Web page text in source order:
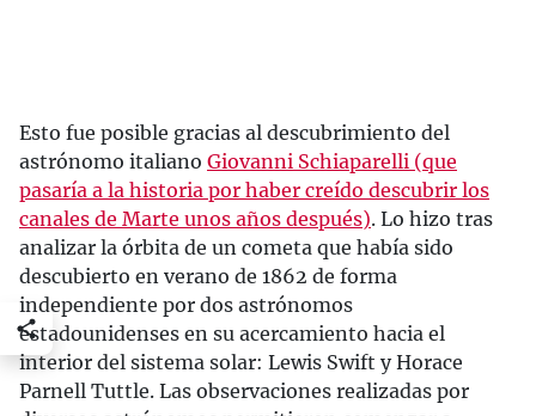
Esto fue posible gracias al descubrimiento del
astrónomo italiano Giovanni Schiaparelli (que
pasaría a la historia por haber creído descubrir los
canales de Marte unos años después). Lo hizo tras
analizar la órbita de un cometa que había sido
descubierto en verano de 1862 de forma
independiente por dos astrónomos
estadounidenses en su acercamiento hacia el
interior del sistema solar: Lewis Swift y Horace
Parnell Tuttle. Las observaciones realizadas por